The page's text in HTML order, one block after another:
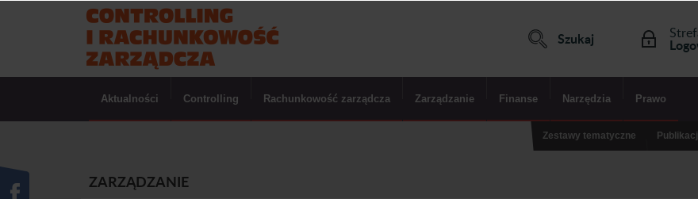
Szukaj
Aktualności Controlling Rachunkowość zarządcza Zarządzanie Finanse Narzędzia Prawo
Zestawy tematyczne
ZARZĄDZANIE